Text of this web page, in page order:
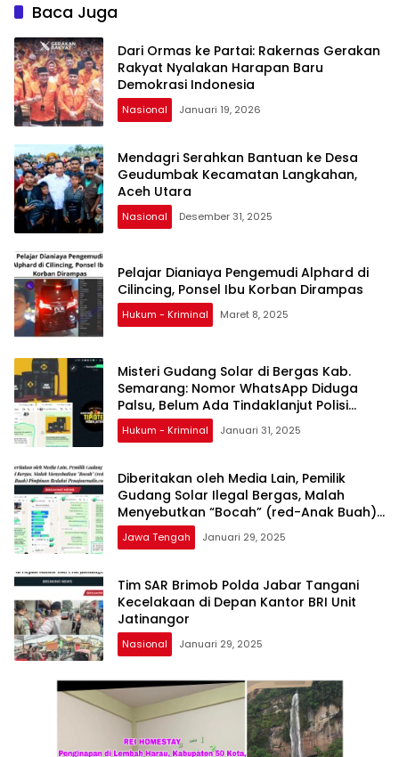
Baca Juga
Dari Ormas ke Partai: Rakernas Gerakan
Rakyat Nyalakan Harapan Baru
Demokrasi Indonesia
Nasional Januari 19, 2026
Mendagri Serahkan Bantuan ke Desa
Geudumbak Kecamatan Langkahan,
Aceh Utara
Nasional Desember 31, 2025
Pelajar Dianiaya Pengemudi Alphard di
Cilincing, Ponsel Ibu Korban Dirampas
Hukum - Kriminal Maret 8, 2025
Misteri Gudang Solar di Bergas Kab.
Semarang: Nomor WhatsApp Diduga
Palsu, Belum Ada Tindaklanjut Polisi
Turun ke TKP
Hukum - Kriminal Januari 31, 2025
Diberitakan oleh Media Lain, Pemilik
Gudang Solar Ilegal Bergas, Malah
Menyebutkan “Bocah” (red-Anak Buah)
Pimpinan Redaksi Penajournalis.com
Jawa Tengah Januari 29, 2025
Tim SAR Brimob Polda Jabar Tangani
Kecelakaan di Depan Kantor BRI Unit
Jatinangor
Nasional Januari 29, 2025